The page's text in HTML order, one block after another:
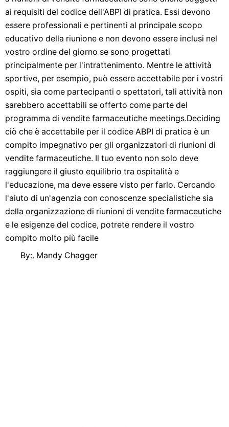
ai requisiti del codice dell'ABPI di pratica. Essi devono
essere professionali e pertinenti al principale scopo
educativo della riunione e non devono essere inclusi nel
vostro ordine del giorno se sono progettati
principalmente per l'intrattenimento. Mentre le attività
sportive, per esempio, può essere accettabile per i vostri
ospiti, sia come partecipanti o spettatori, tali attività non
sarebbero accettabili se offerto come parte del
programma di vendite farmaceutiche meetings.Deciding
ciò che è accettabile per il codice ABPI di pratica è un
compito impegnativo per gli organizzatori di riunioni di
vendite farmaceutiche. Il tuo evento non solo deve
raggiungere il giusto equilibrio tra ospitalità e
l'educazione, ma deve essere visto per farlo. Cercando
l'aiuto di un'agenzia con conoscenze specialistiche sia
della organizzazione di riunioni di vendite farmaceutiche
e le esigenze del codice, potrete rendere il vostro
compito molto più facile
By:. Mandy Chagger